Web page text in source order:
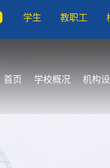
学生 教职工
首页 学校概况 机构